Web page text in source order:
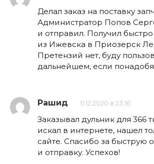
Делал заказ на поставку
Администратор Попов
и отправил. Получил
из Ижевска в Приозерск
Претензий нет, буду
дальнейшем, если
Рашид 11.12.2020 в 23:16
Заказывал дульник для 366
искал в интернете, нашел
сайте. Спасибо за быструю
и отправку. Успехов!